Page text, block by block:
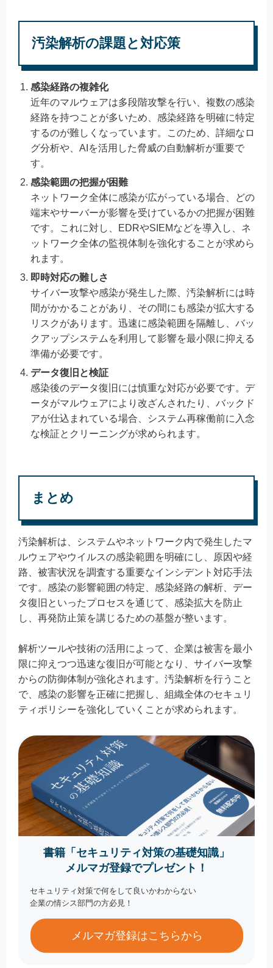
汚染解析の課題と対応策
感染経路の複雑化
近年のマルウェアは多段階攻撃を行い、複数の感染
経路を持つことが多いため、感染経路を明確に特定
するのが難しくなっています。このため、詳細なロ
グ分析や、AIを活用した脅威の自動解析が重要で
す。
感染範囲の把握が困難
ネットワーク全体に感染が広がっている場合、どの
端末やサーバーが影響を受けているかの把握が困難
です。これに対し、EDRやSIEMなどを導入し、ネ
ットワーク全体の監視体制を強化することが求めら
れます。
即時対応の難しさ
サイバー攻撃や感染が発生した際、汚染解析には時
間がかかることがあり、その間にも感染が拡大する
リスクがあります。迅速に感染範囲を隔離し、バッ
クアップシステムを利用して影響を最小限に抑える
準備が必要です。
データ復旧と検証
感染後のデータ復旧には慎重な対応が必要です。デ
ータがマルウェアにより改ざんされたり、バックド
アが仕込まれている場合、システム再稼働前に入念
な検証とクリーニングが求められます。
まとめ
汚染解析は、システムやネットワーク内で発生したマ
ルウェアやウイルスの感染範囲を明確にし、原因や経
路、被害状況を調査する重要なインシデント対応手法
です。感染の影響範囲の特定、感染経路の解析、デー
タ復旧といったプロセスを通じて、感染拡大を防止
し、再発防止策を講じるための基盤が整います。
解析ツールや技術の活用によって、企業は被害を最小
限に抑えつつ迅速な復旧が可能となり、サイバー攻撃
からの防御体制が強化されます。汚染解析を行うこと
で、感染の影響を正確に把握し、組織全体のセキュリ
ティポリシーを強化していくことが求められます。
書籍「セキュリティ対策の基礎知識」
メルマガ登録でプレゼント！
セキュリティ対策で何をして良いかわからない
企業の情シス部門の方必見！
メルマガ登録はこちらから